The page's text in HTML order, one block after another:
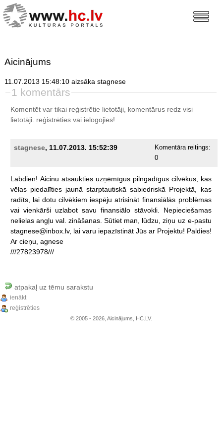
Aicinājums
11.07.2013 15:48:10 aizsāka stagnese
1 komentārs
Komentēt var tikai reģistrētie lietotāji, komentārus redz visi
lietotāji. reģistrētiesvai ielogojies!
stagnese, 11.07.2013. 15:52:39
Komentāra reitings:
0
Labdien! Aicinu atsaukties uzņēmīgus pilngadīgus cilvēkus,
kas
vēlas piedalīties jaunā starptautiskā sabiedriskā Projektā,
kas
radīts,
lai dotu cilvēkiem iespēju atrisināt finansiālās problēmas
vai vienkārši uzlabot savu finansiālo stāvokli.
Nepieciešamas
nelielas angļu val. zināšanas. Sūtiet man, lūdzu, ziņu uz e-pastu
stagnese@inbox.lv, lai varu iepazīstināt Jūs ar Projektu! Paldies!
Ar cieņu, agnese
///27823978///
atpakaļ uz tēmu sarakstu
ienākt
reģistrēties
© 2005 - 2026, Aicinājums, HC.LV.